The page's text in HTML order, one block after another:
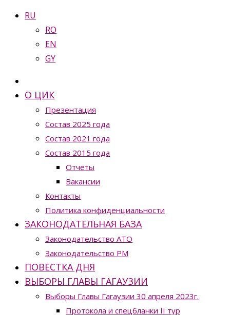
RU
RO
EN
GY
О ЦИК
Презентация
Состав 2025 года
Состав 2021 года
Состав 2015 года
Отчеты
Вакансии
Контакты
Политика конфиденциальности
ЗАКОНОДАТЕЛЬНАЯ БАЗА
Законодательство ATO
Законодательство РМ
ПОВЕСТКА ДНЯ
ВЫБОРЫ ГЛАВЫ ГАГАУЗИИ
Выборы Главы Гагаузии 30 апреля 2023г.
Протокола и спецбланки II тур